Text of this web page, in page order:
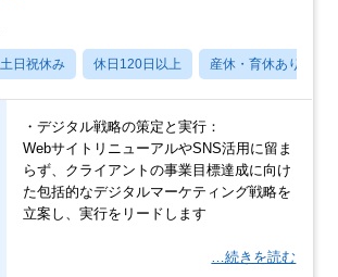
土日祝休み 休日120日以上 産休・育休あり
・デジタル戦略の策定と実行：
WebサイトリニューアルやSNS活用に留ま
らず、クライアントの事業目標達成に向け
た包括的なデジタルマーケティング戦略を
立案し、実行をリードします
…続きを読む